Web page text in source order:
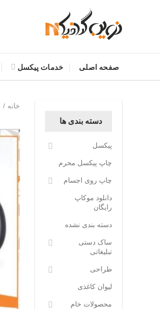
صفحه اصلی خدمات پیکسل
خانه
دسته بندی ها
پیکسل
چاپ پیکسل محرم
چاپ روی اجسام
دانلود موکاپ
رایگان
دسته بندی نشده
ساک دستی
تبلیغاتی
طراحی
لیوان کاغذی
محصولات خام